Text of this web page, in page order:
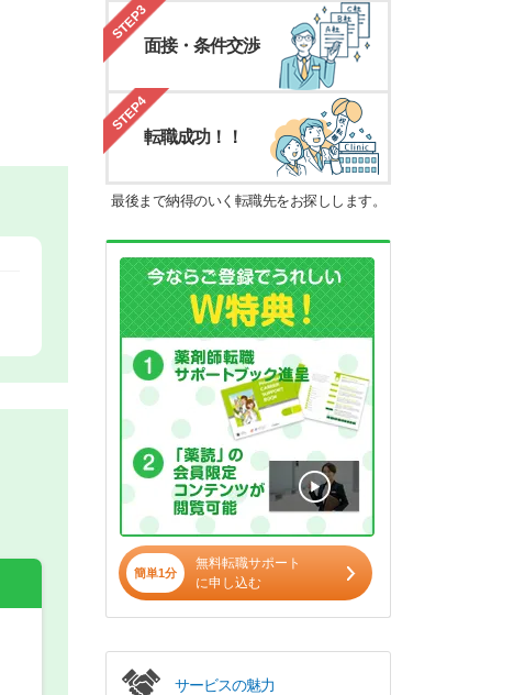
希望の働き方
STEP3
面接・条件交渉
STEP4
転職成功！！
最後まで納得のいく転職先をお探しします。
簡単1分
無料転職サポート
に申し込む
サービスの魅力